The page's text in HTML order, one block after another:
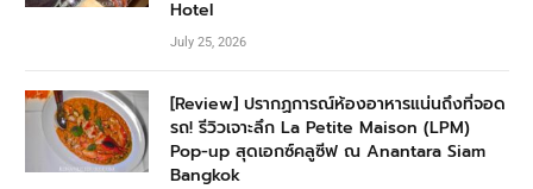
Hotel
July 25, 2026
[Review] ปรากฏการณ์ห้องอาหารแน่นถึงที่จอด
รถ! รีวิวเจาะลึก La Petite Maison (LPM)
Pop-up สุดเอกซ์คลูซีฟ ณ Anantara Siam
Bangkok